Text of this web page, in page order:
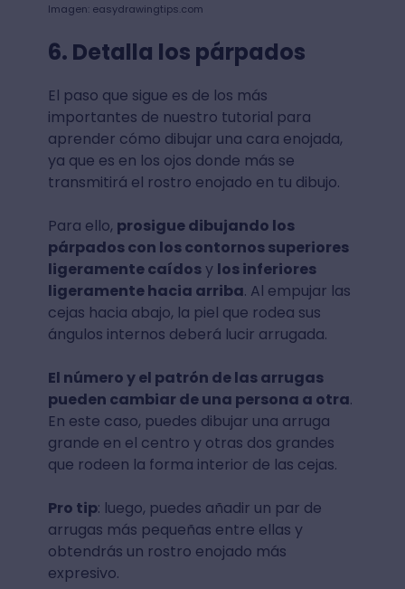
Imagen: easydrawingtips.com
6. Detalla los párpados
El paso que sigue es de los más
importantes de nuestro tutorial para
aprender cómo dibujar una cara enojada,
ya que es en los ojos donde más se
transmitirá el rostro enojado en tu dibujo.
Para ello, prosigue dibujando los
párpados con los contornos superiores
ligeramente caídosy los inferiores
ligeramente hacia arriba. Al empujar las
cejas hacia abajo, la piel que rodea sus
ángulos internos deberá lucir arrugada.
El número y el patrón de las arrugas
pueden cambiar de una persona a otra.
En este caso, puedes dibujar una arruga
grande en el centro y otras dos grandes
que rodeen la forma interior de las cejas.
Pro tip: luego, puedes añadir un par de
arrugas más pequeñas entre ellas y
obtendrás un rostro enojado más
expresivo.